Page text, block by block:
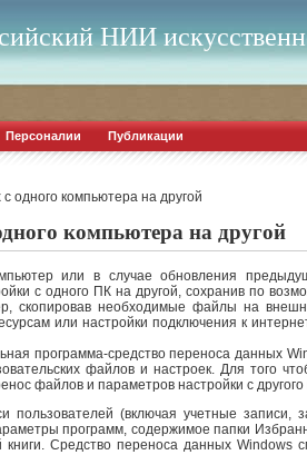
НИИ
Персоналии Публикации
одного компьютера на другой
компьютера на другой
или в случае обновления
с одного ПК на другой, сохранив по
скопировав необходимые файлы на
или настройки подключения к
программа-средство переноса данных
файлов и настроек. Для того
файлов и параметров настройки с
пользователей (включая учетные
программ, содержимое папки
Средство переноса данных Windows